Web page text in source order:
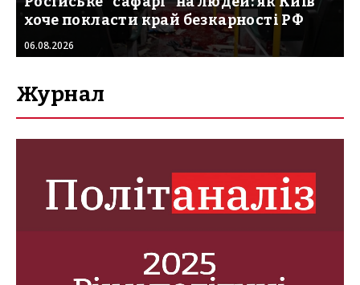
хоче покласти край безкарності РФ
06.08.2026
Журнал